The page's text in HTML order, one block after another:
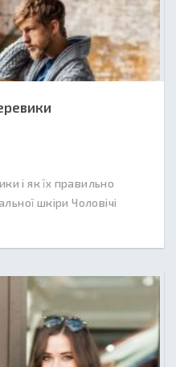
і як їх правильно
шкіри Чоловічі